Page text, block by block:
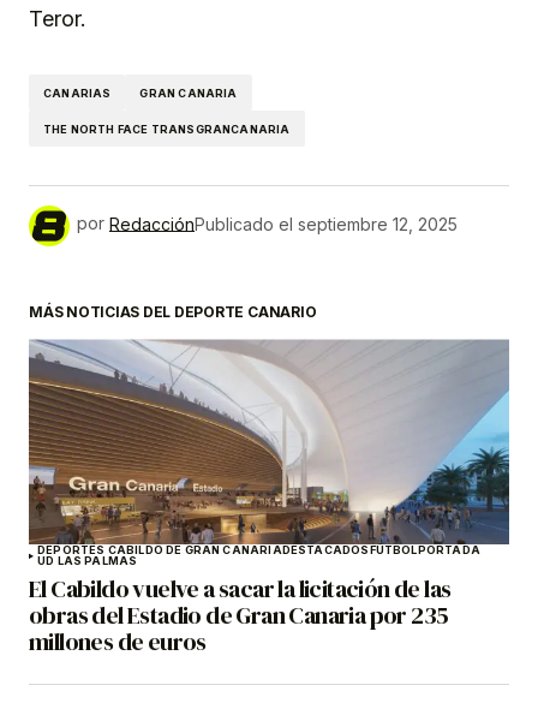
Teror.
CANARIAS GRAN CANARIA
THE NORTH FACE TRANSGRANCANARIA
por RedacciónPublicado el septiembre 12, 2025
MÁS NOTICIAS DEL DEPORTE CANARIO
DEPORTES CABILDO DE GRAN CANARIADESTACADOS FÚTBOL PORTADA
UD LAS PALMAS
El Cabildo vuelve a sacar la licitación de las
obras del Estadio de Gran Canaria por 235
millones de euros